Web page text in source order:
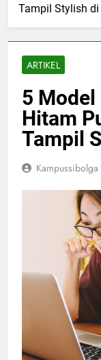
Tampil Stylish
ARTIKEL
5 Model
Hitam
Tampil
Kampussibolga